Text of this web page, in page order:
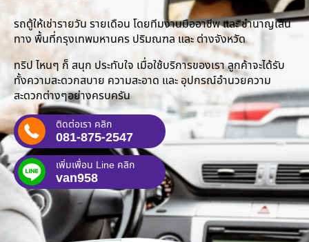
รถตู้ให้เช่ารายวัน รายเดือน โดยทีมงานมืออาชีพ และ ชำนาญเส้น
ทาง พื้นที่กรุงเทพมหานคร ปริมณฑล และ ต่างจังหวัด
ทริป ไหนๆ ก็ สนุก ประทับใจ เมื่อใช้บริการของเรา ลูกค้าจะได้รับ
ทั้งความสะดวกสบาย ความสะอาด และ อุปกรณ์อำนวยความ
สะดวกต่างๆอย่างครบครัน
ติดต่อเรา คลิก
081-875-2547
เพิ่มเพื่อน Line คลิก
van958